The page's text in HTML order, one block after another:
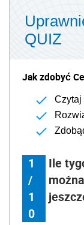
QUIZ
Jak zdobyć
Czytaj
1
/
1
0
Ile